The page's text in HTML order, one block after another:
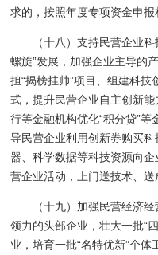
求的，按照年度专项资金申报
（十八）支持民营企业
螺旋”发展，加强企业主导的
担“揭榜挂帅”项目、组建科
式，提升民营企业自主创新
行等金融机构优化“积分贷”等
导民营企业利用创新券购买
器、科学数据等科技资源向
营企业活动，上门送技术、送
（十九）加强民营经济
领力的头部企业，壮大一批“
业，培育一批“名特优新”个